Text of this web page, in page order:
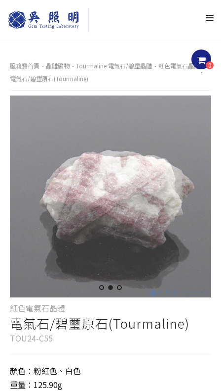
0
壓箱寶首頁 晶體礦物 Tourmaline 電氣石/碧璽晶體
紅色電氣石晶體
電氣石/碧璽原石(Tourmaline)
紅色電氣石晶體
電氣石/碧璽原石(Tourmaline)
TOU24-C55
顏色：粉紅色、白色
重量：125.90g